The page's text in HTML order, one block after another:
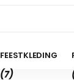
FEESTKLEDING
(7)